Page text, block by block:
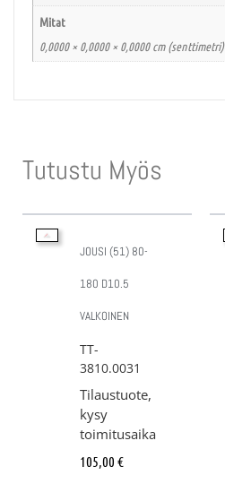
Mitat
0,0000 × 0,0000 × 0,0000 cm (senttimetri)
Tutustu Myös
JOUSI (51) 80-
180 D10.5
VALKOINEN
TT-
3810.0031
Tilaustuote,
kysy
toimitusaika
105,00 €